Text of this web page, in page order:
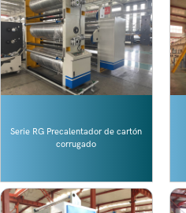
Serie RG Precalentador de cartón
corrugado